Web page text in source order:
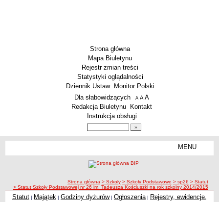
Strona główna
Mapa Biuletynu
Rejestr zmian treści
Statystyki oglądalności
Dziennik Ustaw
Monitor Polski
Menu dodatkowe
Dla słabowidzących A pomniejsz czcionkę
A standardowy rozmiar czcionki
A
Redakcja Biuletynu
Kontakt
Instrukcja obsługi
MENU
Zespoły Szkół
ścieżka nawigacji
Strona główna > Szkoły > Szkoły Podstawowe > sp26 > Statut
> Statut Szkoły Podstawowej nr 26 im. Tadeusza Kościuszki na rok szkolny 2014/2015
Statut | Majątek | Godziny dyżurów| Ogłoszenia | Rejestry, ewidencje,